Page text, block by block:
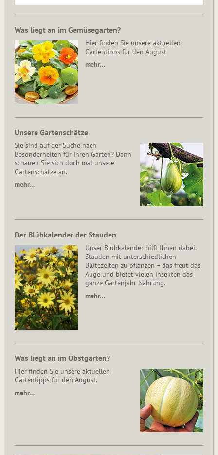
Was liegt an im Gemüsegarten?
Hier finden Sie unsere aktuellen
Gartentipps für den August.
mehr…
Unsere Gartenschätze
Sie sind auf der Suche nach
Besonderheiten für Ihren Garten? Dann
schauen Sie sich doch mal unsere
Gartenschätze an.
mehr…
Der Blühkalender der Stauden
Unser Blühkalender hilft Ihnen dabei,
Stauden mit unterschiedlichen
Blütezeiten zu pflanzen – das freut das
Auge und bietet vielen Insekten das
ganze Gartenjahr Nahrung.
mehr…
Was liegt an im Obstgarten?
Hier finden Sie unsere aktuellen
Gartentipps für den August.
mehr…